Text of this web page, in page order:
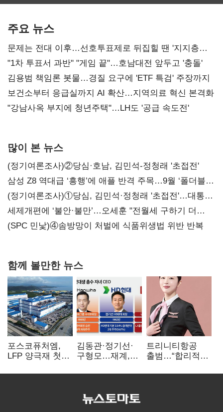
주요 뉴스
문제는 전대 이후…선호투표제로 뒤집힐 땐 '지지층
불복'
"1차 투표서 과반" "게임 끝"…호남대전 앞두고 '충돌'
김용범 책임론 봇물…경질 요구에 'ETF 특검' 주장까지
보건소부터 응급실까지 AI 확산…지역의료 혁신 본격화
"강남사옥 부지에 청년주택"…LH도 '공급 속도전'
많이 본 뉴스
(정기여론조사)②당심·호남, 김민석-정청래 '초접전'
삼성 Z8 역대급 ‘흥행’에 애플 반격 주목…9월 ‘폴더블
대전’
(정기여론조사)①당심, 김민석·정청래 '초접전'…대통령
지지도 '50% 아래로'(종합)
세제개편에 ‘불안·불만’…오세훈 "전월세 구하기 더
힘들어질 것"
(SPC 민낯)④솜방망이 처벌에 식품위생법 위반 반복
함께 볼만한 뉴스
포스코퓨처엠,
LFP 양극재 첫
ESS 시장 공략
김동관·정기선·
구형모…재계,
전성시대
트리니티항공
출범…“합리적
서비스로 승부”